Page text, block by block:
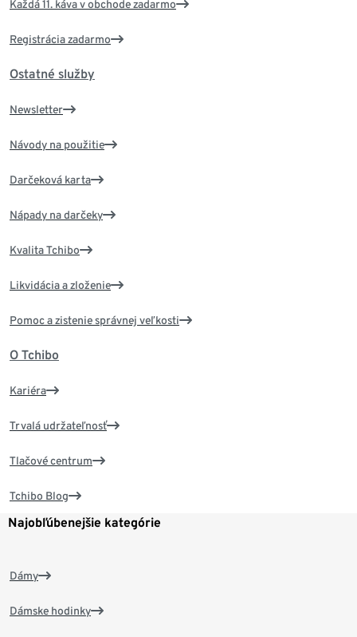
Každá 11. káva v obchode zadarmo
Registrácia zadarmo
Ostatné služby
Newsletter
Návody na použitie
Darčeková karta
Nápady na darčeky
Kvalita Tchibo
Likvidácia a zloženie
Pomoc a zistenie správnej veľkosti
O Tchibo
Kariéra
Trvalá udržateľnosť
Tlačové centrum
Tchibo Blog
Najobľúbenejšie kategórie
Dámy
Dámske hodinky